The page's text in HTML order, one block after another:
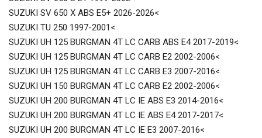
SUZUKI SV 650 X ABS E5+ 2026-2026<
SUZUKI TU 250 1997-2001<
SUZUKI UH 125 BURGMAN 4T LC CARB ABS E4 2017-2019<
SUZUKI UH 125 BURGMAN 4T LC CARB E2 2002-2006<
SUZUKI UH 125 BURGMAN 4T LC CARB E3 2007-2016<
SUZUKI UH 150 BURGMAN 4T LC CARB E2 2002-2006<
SUZUKI UH 200 BURGMAN 4T LC IE ABS E3 2014-2016<
SUZUKI UH 200 BURGMAN 4T LC IE ABS E4 2017-2017<
SUZUKI UH 200 BURGMAN 4T LC IE E3 2007-2016<